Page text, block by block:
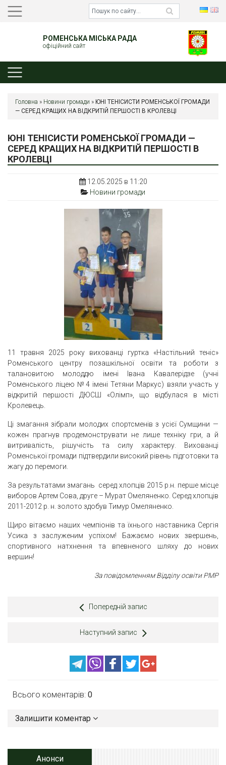
РОМЕНСЬКА МІСЬКА РАДА
офіційний сайт
Головна » Новини громади » ЮНІ ТЕНІСИСТИ РОМЕНСЬКОЇ ГРОМАДИ
— СЕРЕД КРАЩИХ НА ВІДКРИТІЙ ПЕРШОСТІ В КРОЛЕВЦІ
ЮНІ ТЕНІСИСТИ РОМЕНСЬКОЇ ГРОМАДИ —
СЕРЕД КРАЩИХ НА ВІДКРИТІЙ ПЕРШОСТІ В
КРОЛЕВЦІ
12.05.2025 в 11:20
Новини громади
11 травня 2025 року вихованці гуртка «Настільний теніс»
Роменського центру позашкільної освіти та роботи з
талановитою молоддю імені Івана Кавалерідзе (учні
Роменського ліцею №4 імені Тетяни Маркус) взяли участь у
відкритій першості ДЮСШ «Олімп», що відбулася в місті
Кролевець.
Ці змагання зібрали молодих спортсменів з усієї Сумщини —
кожен прагнув продемонструвати не лише техніку гри, а й
витривалість, рішучість та силу характеру. Вихованці
Роменської громади підтвердили високий рівень підготовки та
жагу до перемоги.
За результатами змагань серед хлопців 2015 р.н. перше місце
виборов Артем Сова, друге – Мурат Омеляненко. Серед хлопців
2011-2012 р. н. золото здобув Тимур Омеляненко.
Щиро вітаємо наших чемпіонів та їхнього наставника Сергія
Усика з заслуженим успіхом! Бажаємо нових звершень,
спортивного натхнення та впевненого шляху до нових
вершин!
За повідомленням Відділу освіти РМР
Попередній запис
Наступний запис
Всього коментарів: 0
Залишити коментар
Анонси